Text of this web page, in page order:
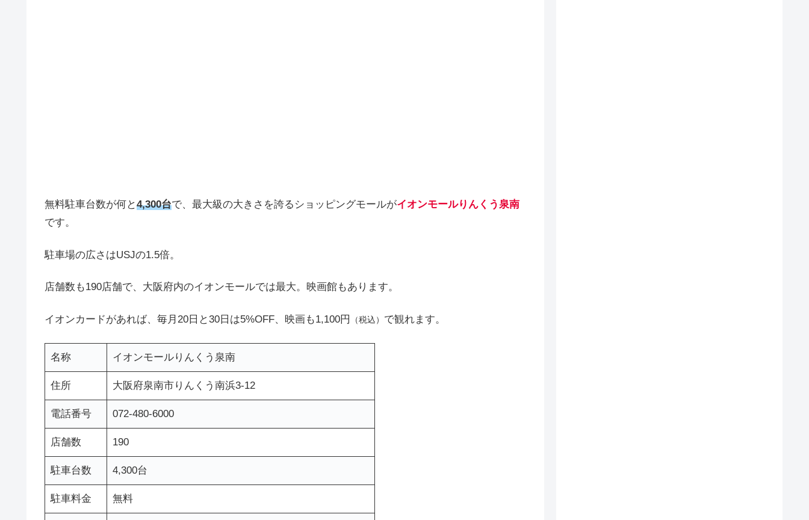
無料駐車台数が何と4,300台で、最大級の大きさを誇るショッピングモールがイオンモールりんくう泉南
です。
駐車場の広さはUSJの1.5倍。
店舗数も190店舗で、大阪府内のイオンモールでは最大。映画館もあります。
イオンカードがあれば、毎月20日と30日は5%OFF、映画も1,100円 （税込） で観れます。
名称 イオンモールりんくう泉南
住所 大阪府泉南市りんくう南浜3-12
電話番号 072-480-6000
店舗数 190
駐車台数 4,300台
駐車料金 無料